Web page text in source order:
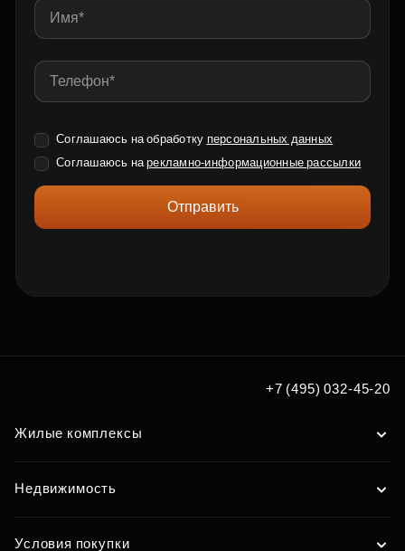
Соглашаюсь на обработку персональных данных
Соглашаюсь нарекламно-информационные рассылки
Отправить
+7 (495) 032-45-20
Жилые комплексы
Недвижимость
Условия покупки